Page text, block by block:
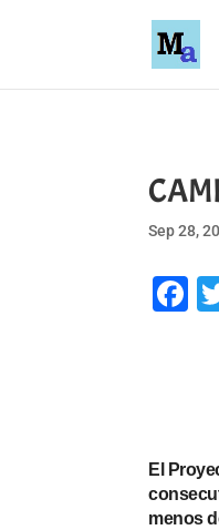
Sep 28,
El
menos